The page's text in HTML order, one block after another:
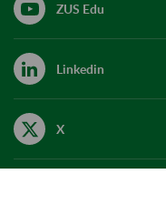
ZUS Edu
Linkedin
X